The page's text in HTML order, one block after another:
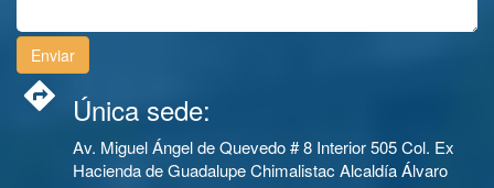
Única sede:
Av. Miguel Ángel de Quevedo # 8 Interior 505 Col. Ex
Hacienda de Guadalupe Chimalistac Alcaldía Álvaro